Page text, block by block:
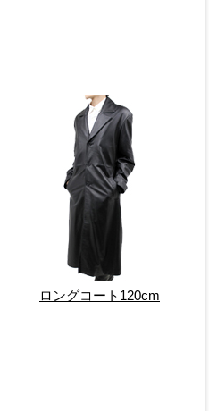
ロングコート120cm